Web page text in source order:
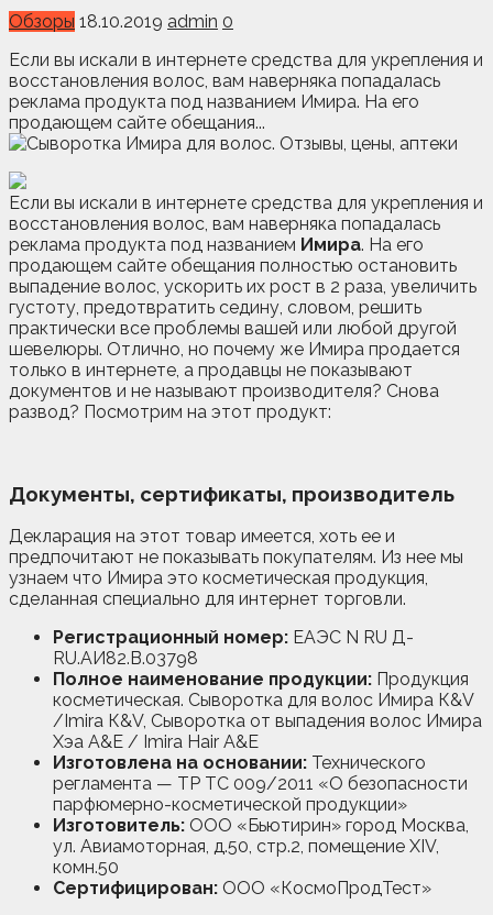
Обзоры 18.10.2019 admin 0
Если вы искали в интернете средства для укрепления и
восстановления волос, вам наверняка попадалась
реклама продукта под названием Имира. На его
продающем сайте обещания...
Если вы искали в интернете средства для укрепления и
восстановления волос, вам наверняка попадалась
реклама продукта под названием Имира. На его
продающем сайте обещания полностью остановить
выпадение волос, ускорить их рост в 2 раза, увеличить
густоту, предотвратить седину, словом, решить
практически все проблемы вашей или любой другой
шевелюры. Отлично, но почему же Имира продается
только в интернете, а продавцы не показывают
документов и не называют производителя? Снова
развод? Посмотрим на этот продукт:
Документы, сертификаты, производитель
Декларация на этот товар имеется, хоть ее и
предпочитают не показывать покупателям. Из нее мы
узнаем что Имира это косметическая продукция,
сделанная специально для интернет торговли.
Регистрационный номер: ЕАЭС N RU Д-
RU.АИ82.В.03798
Полное наименование продукции: Продукция
косметическая. Сыворотка для волос Имира К&V
/Imira К&V, Сыворотка от выпадения волос Имира
Хэа A&E / Imira Hair A&E
Изготовлена на основании: Технического
регламента — ТР ТС 009/2011 «О безопасности
парфюмерно-косметической продукции»
Изготовитель: ООО «Бьютирин» город Москва,
ул. Авиамоторная, д.50, стр.2, помещение XIV,
комн.50
Сертифицирован: ООО «КосмоПродТест»